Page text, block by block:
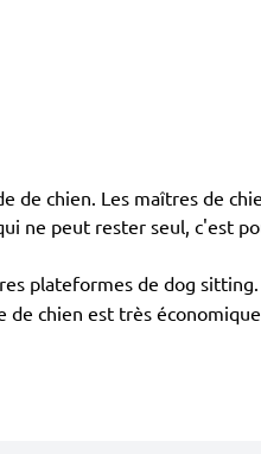
de chien. Les maîtres de
ne peut rester seul, c'est
plateformes de dog sitting.
de chien est très